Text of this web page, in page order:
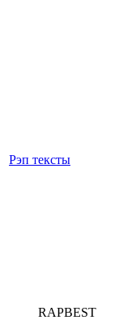
Рэп тексты
RAPBEST